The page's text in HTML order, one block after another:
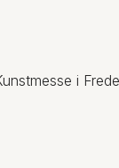
i